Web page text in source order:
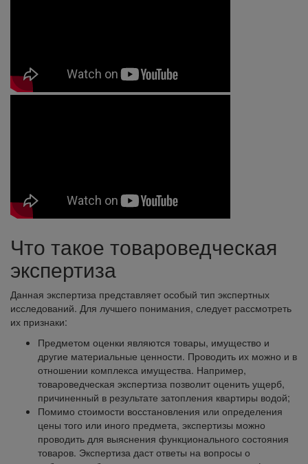
Что такое товароведческая
экспертиза
Данная экспертиза представляет особый тип экспертных
исследований. Для лучшего понимания, следует рассмотреть
их признаки:
Предметом оценки являются товары, имущество и
другие материальные ценности. Проводить их можно и в
отношении комплекса имущества. Например,
товароведческая экспертиза позволит оценить ущерб,
причиненный в результате затопления квартиры водой;
Помимо стоимости восстановления или определения
цены того или иного предмета, экспертизы можно
проводить для выяснения функционального состояния
товаров. Экспертиза даст ответы на вопросы о